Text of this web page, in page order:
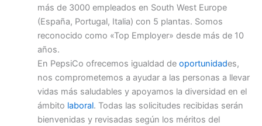
más de 3000 empleados en South West Europe
(España, Portugal, Italia) con 5 plantas. Somos
reconocido como «Top Employer» desde más de 10
años.
En PepsiCo ofrecemos igualdad de oportunidades,
nos comprometemos a ayudar a las personas a llevar
vidas más saludables y apoyamos la diversidad en el
ámbito laboral. Todas las solicitudes recibidas serán
bienvenidas y revisadas según los méritos del